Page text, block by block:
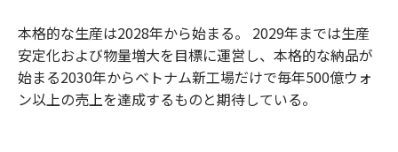
本格的な生産は2028年から始まる。 2029年までは生産
安定化および物量増大を目標に運営し、本格的な納品が
始まる2030年からベトナム新工場だけで毎年500億ウォ
ン以上の売上を達成するものと期待している。